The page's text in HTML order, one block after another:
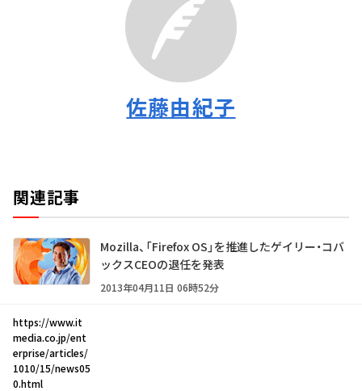
佐藤由紀子
関連記事
Mozilla、「Firefox OS」を推進したゲイリー・コバ
ックスCEOの退任を発表
2013年04月11日 06時52分
https://www.it
media.co.jp/ent
erprise/articles/
1010/15/news05
0.html